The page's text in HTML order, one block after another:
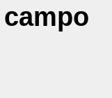
campo